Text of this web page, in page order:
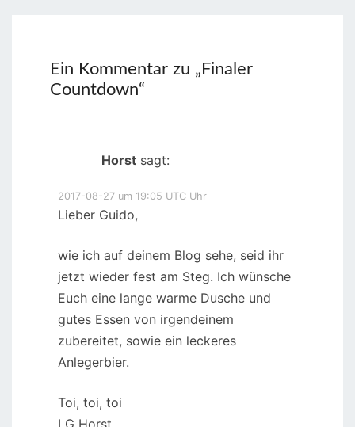
Ein Kommentar zu „ Finaler
Countdown“
Horst sagt:
2017-08-27 um 19:05 UTC Uhr
Lieber Guido,
wie ich auf deinem Blog sehe, seid ihr
jetzt wieder fest am Steg. Ich wünsche
Euch eine lange warme Dusche und
gutes Essen von irgendeinem
zubereitet, sowie ein leckeres
Anlegerbier.
Toi, toi, toi